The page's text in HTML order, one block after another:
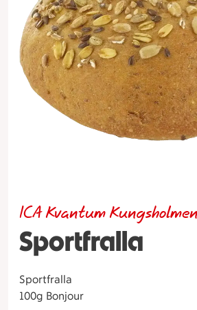
Sportfralla
ICA Kvantum Kungsholmen
Sportfralla
100g Bonjour